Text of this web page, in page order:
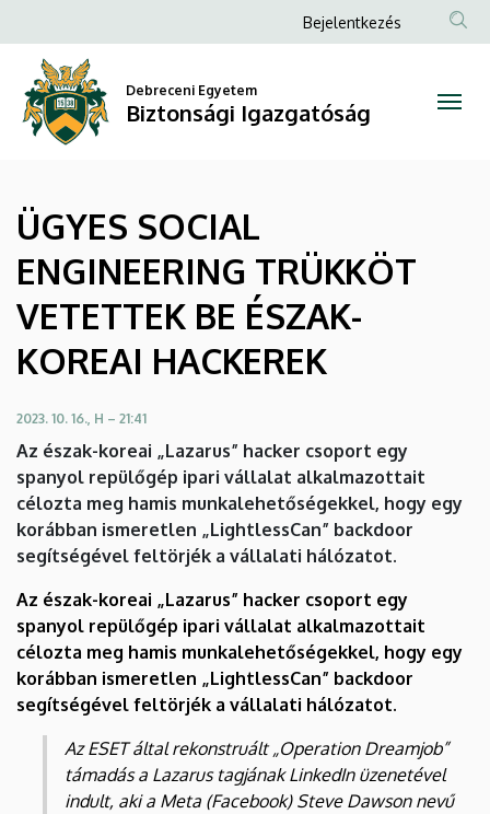
SOCIAL
ENGINEERING
TRÜKKÖT
VETETTEK
BE
ÉSZAK-
KOREAI
HACKEREK
Biztonsági
Igazgatóság
a
tartalomra
Anonim
menüje
Bejelentkezés
Debreceni Egyetem
Biztonsági Igazgatóság
ÜGYES SOCIAL
ENGINEERING TRÜKKÖT
VETETTEK BE ÉSZAK-
KOREAI HACKEREK
2023. 10. 16., H – 21:41
Az észak-koreai „Lazarus” hacker csoport egy
spanyol repülőgép ipari vállalat alkalmazottait
célozta meg hamis munkalehetőségekkel, hogy egy
korábban ismeretlen „LightlessCan” backdoor
segítségével feltörjék a vállalati hálózatot.
Az észak-koreai „Lazarus” hacker csoport egy
spanyol repülőgép ipari vállalat alkalmazottait
célozta meg hamis munkalehetőségekkel, hogy egy
korábban ismeretlen „LightlessCan” backdoor
segítségével feltörjék a vállalati hálózatot.
Az ESET által rekonstruált „Operation Dreamjob”
támadás a Lazarus tagjának LinkedIn üzenetével
indult, aki a Meta (Facebook) Steve Dawson nevű